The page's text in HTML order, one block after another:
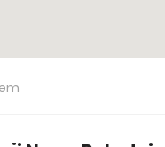
Wszystkie oferty